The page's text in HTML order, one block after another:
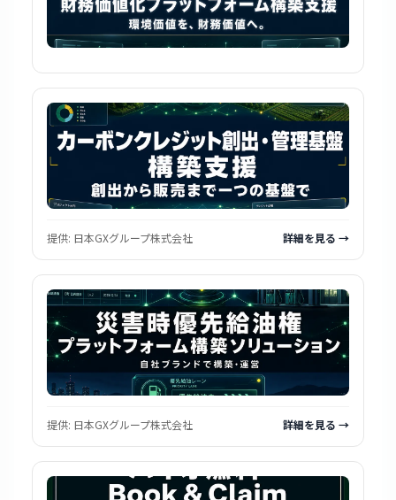
提供: 日本GXグループ株式会社 詳細を見る →
提供: 日本GXグループ株式会社 詳細を見る →